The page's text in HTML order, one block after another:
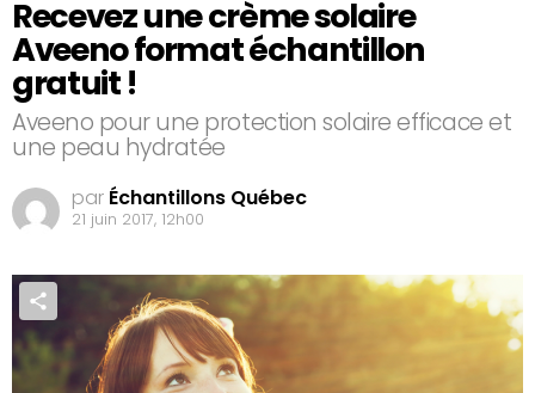
Recevez une crème solaire
Aveeno format échantillon
gratuit !
Aveeno pour une protection solaire efficace et
une peau hydratée
par Échantillons Québec
21 juin 2017, 12h00